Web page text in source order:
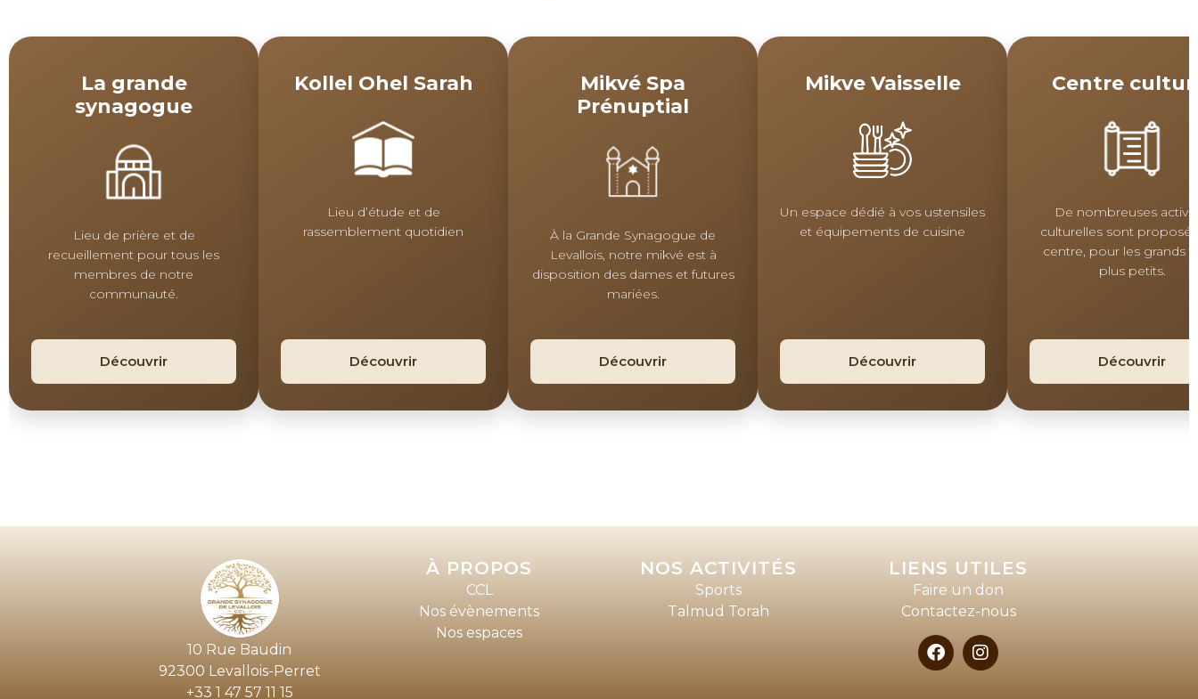
La grande
synagogue
Lieu de prière et de
recueillement pour tous les
membres de notre
communauté.
Découvrir
Kollel Ohel Sarah
Lieu d’étude et de
rassemblement quotidien
Découvrir
Mikvé Spa
Prénuptial
À la Grande Synagogue de
Levallois, notre mikvé est à
disposition des dames et futures
mariées.
Découvrir
Mikve Vaisselle
Un espace dédié à vos ustensiles
et équipements de cuisine
Découvrir
Centre
De nombreuses
culturelles sont
centre, pour les grands
plus petits.
Découvrir
10 Rue Baudin
92300 Levallois-Perret
+33 1 47 57 11 15
À PROPOS
CCL
Nos évènements
Nos espaces
NOS ACTIVITÉS
Sports
Talmud Torah
LIENS UTILES
Faire un don
Contactez-nous